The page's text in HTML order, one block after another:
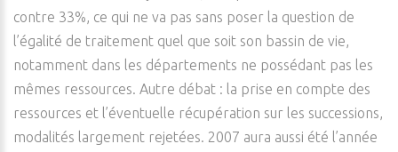
contre 33%, ce qui ne va pas sans poser la question de
l’égalité de traitement quel que soit son bassin de vie,
notamment dans les départements ne possédant pas les
mêmes ressources. Autre débat : la prise en compte des
ressources et l’éventuelle récupération sur les successions,
modalités largement rejetées. 2007 aura aussi été l’année